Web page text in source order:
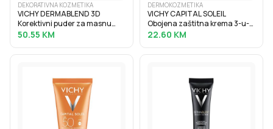
DEKORATIVNA KOZMETIKA
VICHY DERMABLEND 3D
Korektivni puder za masnu
kožu sklonu aknama s visokim
50.55 KM
DERMOKOZMETIKA
VICHY CAPITAL SOLEIL
Obojena zaštitna krema 3-u-1
protiv tamnih mrlja SPF50+, 50
22.60 KM